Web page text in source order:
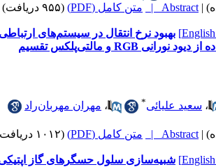
|
Abstract | متن کامل (PDF) (۹۵۵ دریافت)
بهبود نرخ انتقال در سیستم‌­های ارتباطی
دوربین نوری با استفاده از دیود نورانی RGB و مالتی­‌پلکس تقسیم
،سعید علیائی ،مهران مهربان­‌راد
|
Abstract | متن کامل (PDF) (۱۰۱۲ دریافت)
شبیه‌سازی سلول­ حسگرهای گاز اپتیکی